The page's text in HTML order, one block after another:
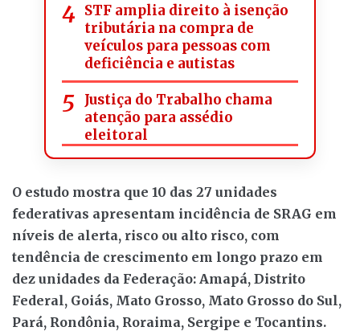
STF amplia direito à isenção
tributária na compra de
veículos para pessoas com
deficiência e autistas
Justiça do Trabalho chama
atenção para assédio
eleitoral
O estudo mostra que 10 das 27 unidades
federativas apresentam incidência de SRAG em
níveis de alerta, risco ou alto risco, com
tendência de crescimento em longo prazo em
dez unidades da Federação: Amapá, Distrito
Federal, Goiás, Mato Grosso, Mato Grosso do Sul,
Pará, Rondônia, Roraima, Sergipe e Tocantins.